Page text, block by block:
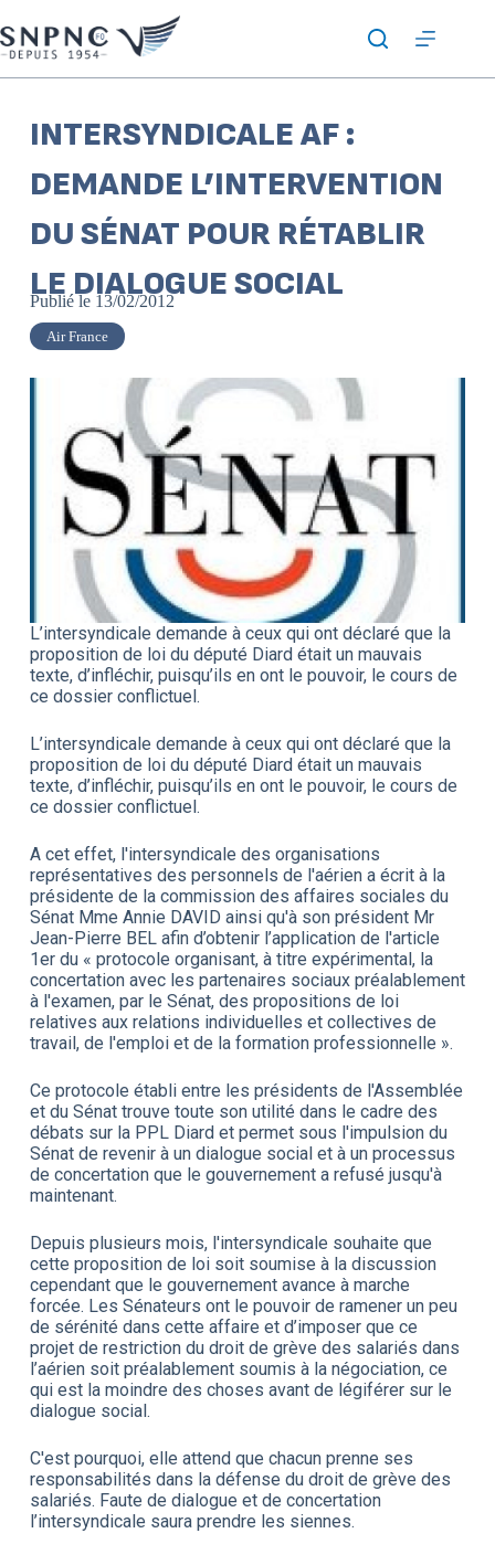
INTERSYNDICALE AF :
DEMANDE L’INTERVENTION
DU SÉNAT POUR RÉTABLIR
LE DIALOGUE SOCIAL
Publié le 13/02/2012
Air France
L’intersyndicale demande à ceux qui ont déclaré que la
proposition de loi du député Diard était un mauvais
texte, d’infléchir, puisqu’ils en ont le pouvoir, le cours de
ce dossier conflictuel.
L’intersyndicale demande à ceux qui ont déclaré que la
proposition de loi du député Diard était un mauvais
texte, d’infléchir, puisqu’ils en ont le pouvoir, le cours de
ce dossier conflictuel.
A cet effet, l'intersyndicale des organisations
représentatives des personnels de l'aérien a écrit à la
présidente de la commission des affaires sociales du
Sénat Mme Annie DAVID ainsi qu'à son président Mr
Jean-Pierre BEL afin d’obtenir l’application de l'article
1er du « protocole organisant, à titre expérimental, la
concertation avec les partenaires sociaux préalablement
à l'examen, par le Sénat, des propositions de loi
relatives aux relations individuelles et collectives de
travail, de l'emploi et de la formation professionnelle ».
Ce protocole établi entre les présidents de l'Assemblée
et du Sénat trouve toute son utilité dans le cadre des
débats sur la PPL Diard et permet sous l'impulsion du
Sénat de revenir à un dialogue social et à un processus
de concertation que le gouvernement a refusé jusqu'à
maintenant.
Depuis plusieurs mois, l'intersyndicale souhaite que
cette proposition de loi soit soumise à la discussion
cependant que le gouvernement avance à marche
forcée. Les Sénateurs ont le pouvoir de ramener un peu
de sérénité dans cette affaire et d’imposer que ce
projet de restriction du droit de grève des salariés dans
l’aérien soit préalablement soumis à la négociation, ce
qui est la moindre des choses avant de légiférer sur le
dialogue social.
C'est pourquoi, elle attend que chacun prenne ses
responsabilités dans la défense du droit de grève des
salariés. Faute de dialogue et de concertation
l’intersyndicale saura prendre les siennes.